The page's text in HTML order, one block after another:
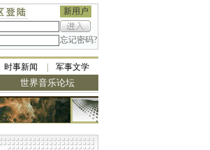
新用户
忘记密码?
时事新闻 军事文学
世界音乐论坛